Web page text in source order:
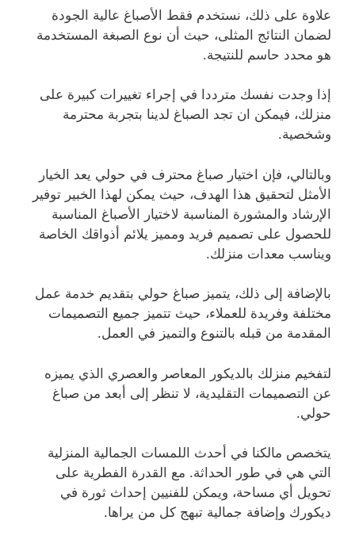
علاوة على ذلك، نستخدم فقط الأصباغ عالية الجودة
لضمان النتائج المثلى، حيث أن نوع الصبغة المستخدمة
هو محدد حاسم للنتيجة.
إذا وجدت نفسك مترددا في إجراء تغييرات كبيرة على
منزلك، فيمكن ان تجد الصباغ لدينا بتجربة محترمة
وشخصية.
وبالتالي، فإن اختيار صباغ محترف في حولي يعد الخيار
الأمثل لتحقيق هذا الهدف، حيث يمكن لهذا الخبير توفير
الإرشاد والمشورة المناسبة لاختيار الأصباغ المناسبة
للحصول على تصميم فريد ومميز يلائم أذواقك الخاصة
ويناسب معدات منزلك.
بالإضافة إلى ذلك، يتميز صباغ حولي بتقديم خدمة عمل
مختلفة وفريدة للعملاء، حيث تتميز جميع التصميمات
المقدمة من قبله بالتنوع والتميز في العمل.
لتفخيم منزلك بالديكور المعاصر والعصري الذي يميزه
عن التصميمات التقليدية، لا تنظر إلى أبعد من صباغ
حولي.
يتخصص مالكنا في أحدث اللمسات الجمالية المنزلية
التي هي في طور الحداثة. مع القدرة الفطرية على
تحويل أي مساحة، ويمكن للفنيين إحداث ثورة في
ديكورك وإضافة جمالية تبهج كل من يراها.